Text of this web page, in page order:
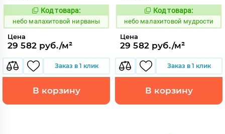
1115934
Код товара:
небо малахитовой нирваны
Цена
29 582 руб./м²
Заказ в 1 клик
В корзину
1115930
Код товара:
небо малахитовой мудрости
Цена
29 582 руб./м²
Заказ в 1 клик
В корзину